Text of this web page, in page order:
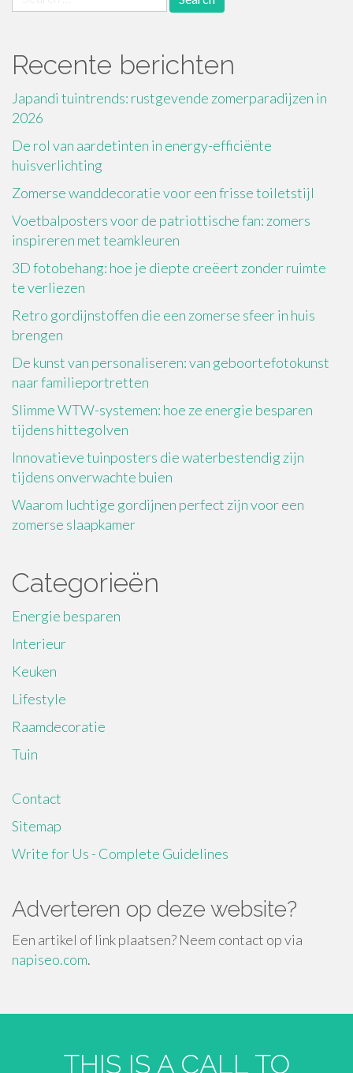
for:
Recente berichten
Japandi tuintrends: rustgevende zomerparadijzen in
2026
De rol van aardetinten in energy-efficiënte
huisverlichting
Zomerse wanddecoratie voor een frisse toiletstijl
Voetbalposters voor de patriottische fan: zomers
inspireren met teamkleuren
3D fotobehang: hoe je diepte creëert zonder ruimte
te verliezen
Retro gordijnstoffen die een zomerse sfeer in huis
brengen
De kunst van personaliseren: van geboortefotokunst
naar familieportretten
Slimme WTW-systemen: hoe ze energie besparen
tijdens hittegolven
Innovatieve tuinposters die waterbestendig zijn
tijdens onverwachte buien
Waarom luchtige gordijnen perfect zijn voor een
zomerse slaapkamer
Categorieën
Energie besparen
Interieur
Keuken
Lifestyle
Raamdecoratie
Tuin
Contact
Sitemap
Write for Us - Complete Guidelines
Adverteren op deze website?
Een artikel of link plaatsen? Neem contact op via
napiseo.com.
THIS IS A CALL TO